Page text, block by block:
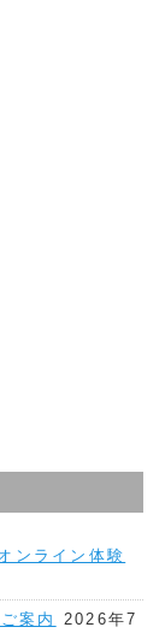
ンライン体験
案内
2026年7